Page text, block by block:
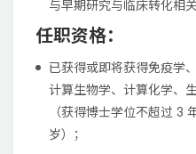
与早期研究与临床转化相
任职资格：
已获得或即将获得免疫学
计算生物学、计算化学、
（获得博士学位不超过 3
岁）；